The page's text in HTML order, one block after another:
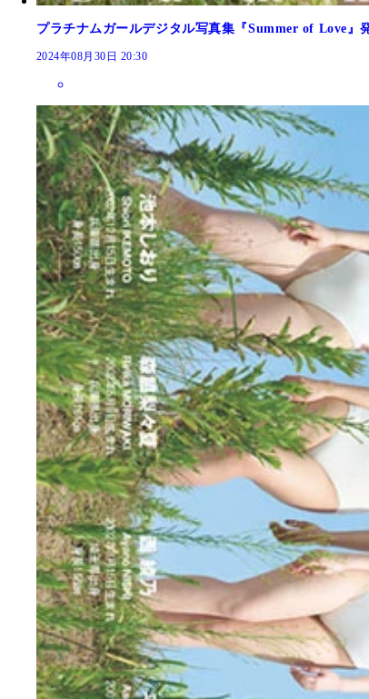
プラチナムガールデジタル写真集『Summer of Love』
2024年08月30日 20:30